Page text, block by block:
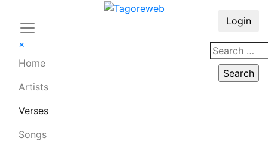
×
Home
Artists
Verses
Songs
Login